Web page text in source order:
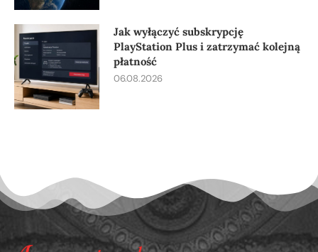
Jak wyłączyć subskrypcję
PlayStation Plus i zatrzymać kolejną
płatność
06.08.2026